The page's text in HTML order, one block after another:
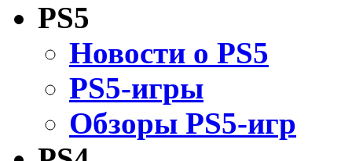
PS5
Новости о PS5
PS5-игры
Обзоры PS5-игр